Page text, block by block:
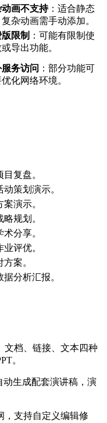
画不支持：适合静态
杂动画需手动添加。
限制 ：可能有限制使
导出功能。
务访问 ：部分功能可
化网络环境。
复盘。
策划演示。
演示。
规划。
分享。
评优。
案。
分析汇报。
文档、链接、文本四种
。
动生成配套演讲稿，演
，支持自定义编辑修